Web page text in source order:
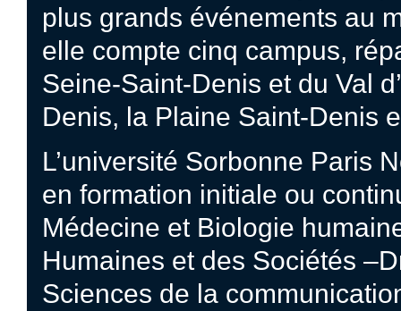
plus grands événements au
elle compte cinq campus,
Seine-Saint-Denis et du Val
Denis, la Plaine Saint-Denis
L’université Sorbonne Paris
en formation initiale ou
Médecine et Biologie
Humaines et des Sociétés
Sciences de la